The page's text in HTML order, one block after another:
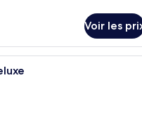
Voir les
Une chambre d’hôtel